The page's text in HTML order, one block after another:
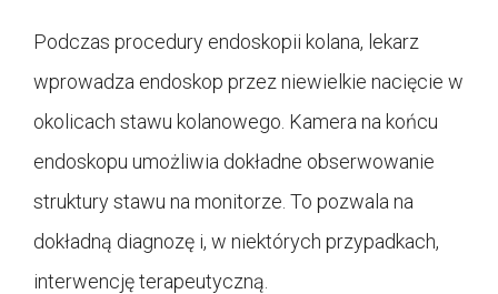
Podczas procedury endoskopii kolana, lekarz
wprowadza endoskop przez niewielkie nacięcie w
okolicach stawu kolanowego. Kamera na końcu
endoskopu umożliwia dokładne obserwowanie
struktury stawu na monitorze. To pozwala na
dokładną diagnozę i, w niektórych przypadkach,
interwencję terapeutyczną.